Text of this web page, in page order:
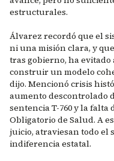
estructurales.
Álvarez recordó que el
ni una misión clara, y
tras gobierno, ha
construir un modelo
dijo. Mencionó crisis
aumento descontrolado
sentencia T-760 y la
Obligatorio de Salud. A
juicio, atraviesan todo el
indiferencia estatal.